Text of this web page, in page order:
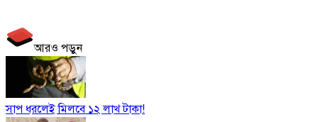
আরও পড়ুন
সাপ ধরলেই মিলবে ১২ লাখ টাকা!